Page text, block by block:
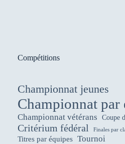
Compétitions
Championnat jeunes
Championnat par
Championnat vétérans Coupe
Critérium fédéral Finales par
Titres par équipes Tournoi